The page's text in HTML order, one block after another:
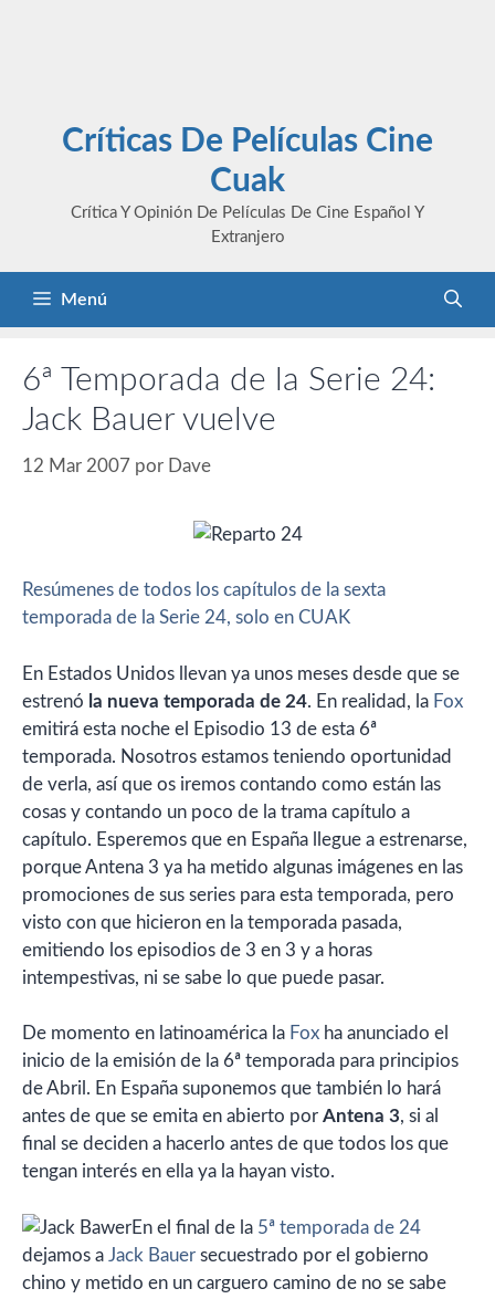
Críticas De Películas Cine
Cuak
Crítica Y Opinión De Películas De Cine Español Y
Extranjero
Menú
6ª Temporada de la Serie 24:
Jack Bauer vuelve
12 Mar 2007 por Dave
Resúmenes de todos los capítulos de la sexta
temporada de la Serie 24, solo en CUAK
En Estados Unidos llevan ya unos meses desde que se
estrenó la nueva temporada de 24. En realidad, la Fox
emitirá esta noche el Episodio 13 de esta 6ª
temporada. Nosotros estamos teniendo oportunidad
de verla, así que os iremos contando como están las
cosas y contando un poco de la trama capítulo a
capítulo. Esperemos que en España llegue a estrenarse,
porque Antena 3 ya ha metido algunas imágenes en las
promociones de sus series para esta temporada, pero
visto con que hicieron en la temporada pasada,
emitiendo los episodios de 3 en 3 y a horas
intempestivas, ni se sabe lo que puede pasar.
De momento en latinoamérica la Fox ha anunciado el
inicio de la emisión de la 6ª temporada para principios
de Abril. En España suponemos que también lo hará
antes de que se emita en abierto por Antena 3, si al
final se deciden a hacerlo antes de que todos los que
tengan interés en ella ya la hayan visto.
En el final de la 5ª temporada de 24
dejamos a Jack Bauer secuestrado por el gobierno
chino y metido en un carguero camino de no se sabe